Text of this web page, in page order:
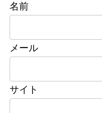
名前
メール
サイト